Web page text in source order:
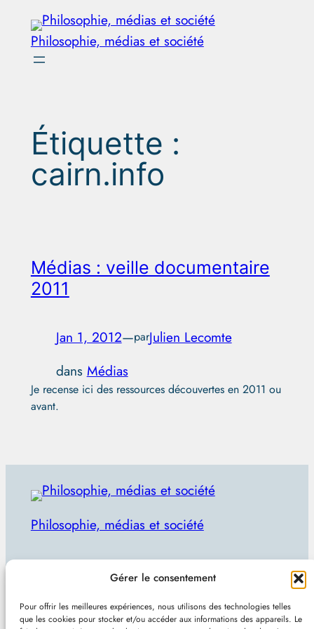
Gérer le consentement
Pour offrir les meilleures expériences, nous utilisons des technologies telles
que les cookies pour stocker et/ou accéder aux informations des appareils. Le
Aller
contenu
Philosophie, médias et société
Étiquette :
cairn.info
Médias : veille documentaire
2011
Jan 1, 2012—parJulien Lecomte
dans Médias
Je recense ici des ressources découvertes en 2011 ou
avant.
Philosophie, médias et société
e